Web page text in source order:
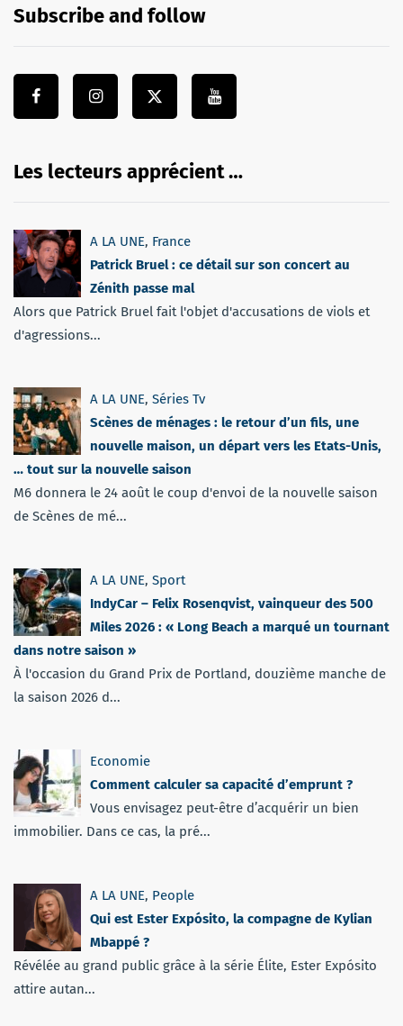
Subscribe and follow
Les lecteurs apprécient …
A LA UNE, France
Patrick Bruel : ce détail sur son concert au
Zénith passe mal
Alors que Patrick Bruel fait l'objet d'accusations de viols et
d'agressions...
A LA UNE, Séries Tv
Scènes de ménages : le retour d’un fils, une
nouvelle maison, un départ vers les Etats-Unis,
… tout sur la nouvelle saison
M6 donnera le 24 août le coup d'envoi de la nouvelle saison
de Scènes de mé...
A LA UNE, Sport
IndyCar – Felix Rosenqvist, vainqueur des 500
Miles 2026 : « Long Beach a marqué un tournant
dans notre saison »
À l'occasion du Grand Prix de Portland, douzième manche de
la saison 2026 d...
Economie
Comment calculer sa capacité d’emprunt ?
Vous envisagez peut-être d’acquérir un bien
immobilier. Dans ce cas, la pré...
A LA UNE, People
Qui est Ester Expósito, la compagne de Kylian
Mbappé ?
Révélée au grand public grâce à la série Élite, Ester Expósito
attire autan...